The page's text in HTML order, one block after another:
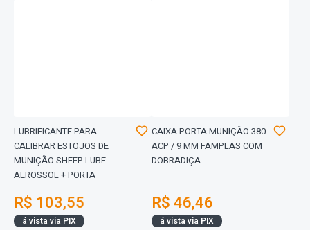
LUBRIFICANTE PARA
CALIBRAR ESTOJOS DE
MUNIÇÃO SHEEP LUBE
AEROSSOL + PORTA
R$ 103,55
á vista via PIX
CAIXA PORTA MUNIÇÃO 380
ACP / 9 MM FAMPLAS COM
DOBRADIÇA
R$ 46,46
á vista via PIX